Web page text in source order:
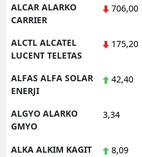
ALCAR ALARKO
CARRIER
706,00
ALCTL ALCATEL
LUCENT TELETAS
175,20
ALFAS ALFA SOLAR
ENERJI
42,40
ALGYO ALARKO
GMYO
3,34
ALKA ALKIM KAGIT 8,09